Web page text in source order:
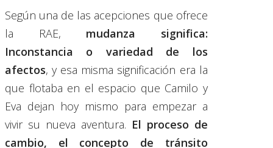
Según una de las acepciones que ofrece
la RAE, mudanza significa:
Inconstancia o variedad de los
afectos, y esa misma significación era la
que flotaba en el espacio que Camilo y
Eva dejan hoy mismo para empezar a
vivir su nueva aventura. El proceso de
cambio, el concepto de tránsito